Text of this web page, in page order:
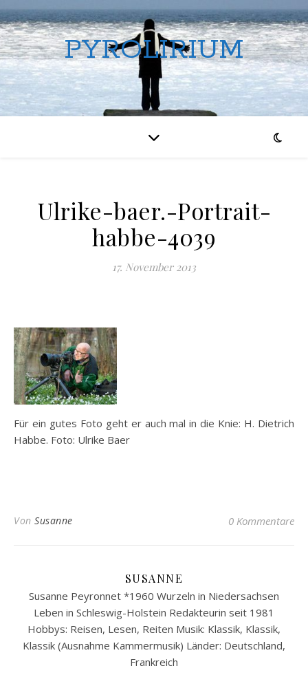
PYROLIRIUM
Ulrike-baer.-Portrait-
habbe-4039
17. November 2013
Für ein gutes Foto geht er auch mal in die Knie: H. Dietrich
Habbe. Foto: Ulrike Baer
Von Susanne 0 Kommentare
SUSANNE
Susanne Peyronnet *1960 Wurzeln in Niedersachsen
Leben in Schleswig-Holstein Redakteurin seit 1981
Hobbys: Reisen, Lesen, Reiten Musik: Klassik, Klassik,
Klassik (Ausnahme Kammermusik) Länder: Deutschland,
Frankreich